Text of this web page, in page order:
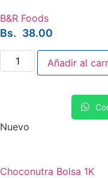
B&R Foods
Bs. 38.00
Maracuya
Concentrado
B&R
Añadir al
Nuevo
Choconutra Bolsa 1K